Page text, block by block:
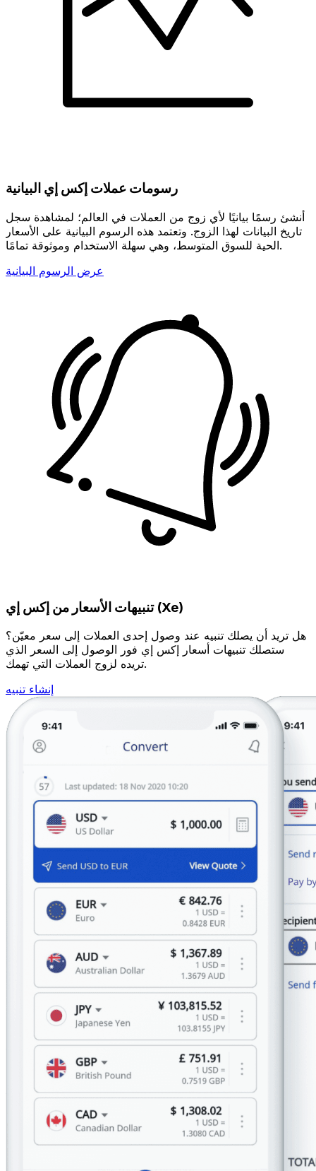
رسومات عملات إكس إي البيانية
أنشئ رسمًا بيانيًا لأي زوج من العملات في العالم؛ لمشاهدة سجل
تاريخ البيانات لهذا الزوج. وتعتمد هذه الرسوم البيانية على الأسعار
الحية للسوق المتوسط، وهي سهلة الاستخدام وموثوقة تمامًا.
عرض الرسوم البيانية
تنبيهات الأسعار من إكس إي (Xe)
هل تريد أن يصلك تنبيه عند وصول إحدى العملات إلى سعر معيّن؟
ستصلك تنبيهات أسعار إكس إي فور الوصول إلى السعر الذي
تريده لزوج العملات التي تهمك.
إنشاء تنبيه